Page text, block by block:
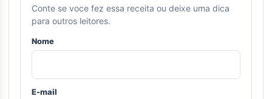
Conte se voce fez essa receita ou deixe uma dica
para outros leitores.
Nome
E-mail